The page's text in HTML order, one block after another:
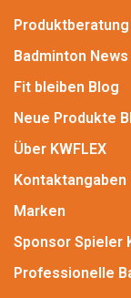
Badminton
Fit bleiben Blog
Neue Produkte
Über KWFLEX
Kontaktangaben
Marken
Sponsor Spieler
Professionelle